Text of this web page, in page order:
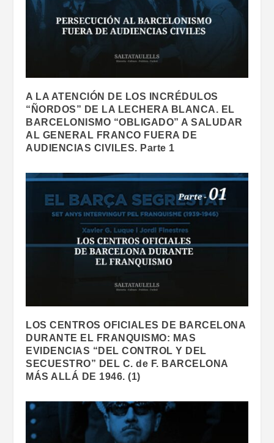
A LA ATENCIÓN DE LOS INCRÉDULOS
“ÑORDOS” DE LA LECHERA BLANCA. EL
BARCELONISMO “OBLIGADO” A SALUDAR
AL GENERAL FRANCO FUERA DE
AUDIENCIAS CIVILES. Parte 1
LOS CENTROS OFICIALES DE BARCELONA
DURANTE EL FRANQUISMO: MAS
EVIDENCIAS “DEL CONTROL Y DEL
SECUESTRO” DEL C. de F. BARCELONA
MÁS ALLÁ DE 1946. (1)